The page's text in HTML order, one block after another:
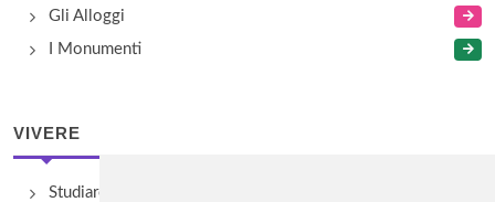
Gli Alloggi
I Monumenti
VIVERE
Studiare